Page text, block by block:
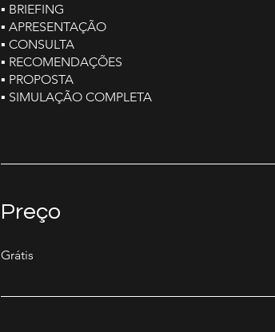
▪️ BRIEFING
▪️ APRESENTAÇÃO
▪️ CONSULTA
▪️ RECOMENDAÇÕES
▪️ PROPOSTA
▪️ SIMULAÇÃO COMPLETA
Preço
Grátis